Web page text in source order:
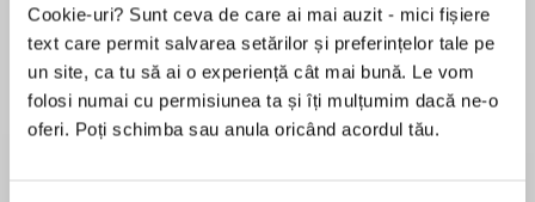
Cookie-uri? Sunt ceva de care ai mai auzit - mici fișiere
text care permit salvarea setărilor și preferințelor tale pe
un site, ca tu să ai o experiență cât mai bună. Le vom
folosi numai cu permisiunea ta și îți mulțumim dacă ne-o
oferi. Poți schimba sau anula oricând acordul tău.
Desprecarte